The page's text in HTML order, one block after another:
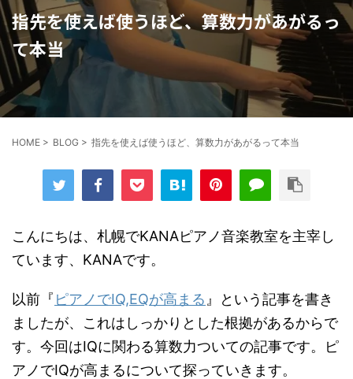
指先を使えば使うほど、算数力があがるっ
て本当
HOME > BLOG > 指先を使えば使うほど、算数力があがるって本当
こんにちは、札幌でKANAピアノ音楽教室を主宰し
ています、KANAです。
以前『 ピアノでIQ,EQが高まる 』という記事を書き
ましたが、これはしっかりとした根拠があるからで
す。今回はIQに関わる算数力ついての記事です。ピ
アノでIQが高まるについて探っていきます。